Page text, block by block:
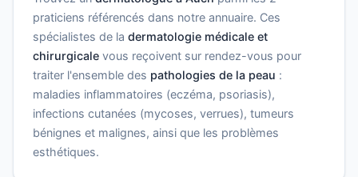
praticiens référencés dans notre annuaire. Ces
spécialistes de la dermatologie médicale et
chirurgicale vous reçoivent sur rendez-vous pour
traiter l'ensemble des pathologies de la peau :
maladies inflammatoires (eczéma, psoriasis),
infections cutanées (mycoses, verrues), tumeurs
bénignes et malignes, ainsi que les problèmes
esthétiques.